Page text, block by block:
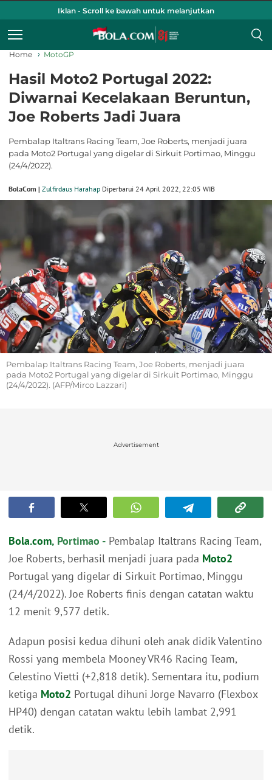
Iklan - Scroll ke bawah untuk melanjutkan
Home MotoGP
Hasil Moto2 Portugal 2022:
Diwarnai Kecelakaan Beruntun,
Joe Roberts Jadi Juara
Pembalap Italtrans Racing Team, Joe Roberts, menjadi juara
pada Moto2 Portugal yang digelar di Sirkuit Portimao, Minggu
(24/4/2022).
BolaCom | Zulfirdaus Harahap Diperbarui 24 April 2022, 22:05 WIB
Pembalap Italtrans Racing Team, Joe Roberts, menjadi juara
pada Moto2 Portugal yang digelar di Sirkuit Portimao, Minggu
(24/4/2022). (AFP/Mirco Lazzari)
Advertisement
Bola.com, Portimao - Pembalap Italtrans Racing Team,
Joe Roberts, berhasil menjadi juara pada Moto2
Portugal yang digelar di Sirkuit Portimao, Minggu
(24/4/2022). Joe Roberts finis dengan catatan waktu
12 menit 9,577 detik.
Adapun posisi kedua dihuni oleh anak didik Valentino
Rossi yang membela Mooney VR46 Racing Team,
Celestino Vietti (+2,818 detik). Sementara itu, podium
ketiga Moto2 Portugal dihuni Jorge Navarro (Flexbox
HP40) dengan catatan waktu lebih lambat 2,991
detik.